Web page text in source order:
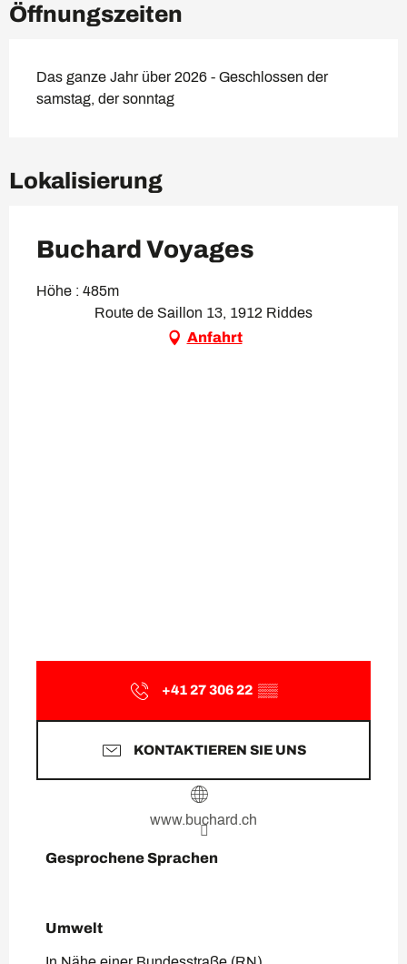
Öffnungszeiten
Das ganze Jahr über 2026 - Geschlossen der
samstag, der sonntag
Lokalisierung
Buchard Voyages
Höhe : 485m
Route de Saillon 13, 1912 Riddes
Anfahrt
+41 27 306 22 ▒▒
KONTAKTIEREN SIE UNS
www.buchard.ch
Gesprochene Sprachen
Gesprochene Sprachen
Umwelt
Umwelt